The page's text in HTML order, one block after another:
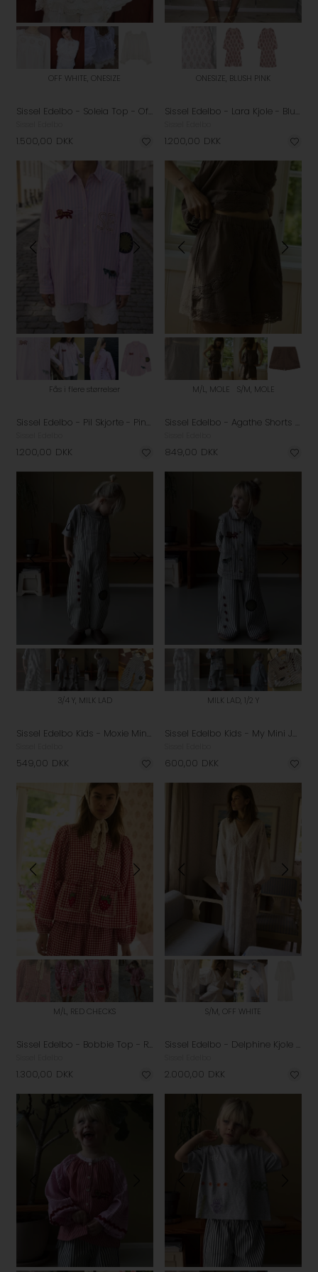
OFF WHITE, ONESIZE
Sissel Edelbo - Soleia Top - Off White
1.500,00 DKK
ONESIZE, BLUSH PINK
Sissel Edelbo - Lara Kjole - Blush Pink
1.200,00 DKK
Fås i flere størrelser
Sissel Edelbo - Pil Skjorte - Pink Fever
1.200,00 DKK
M/L, MOLE S/M, MOLE
Sissel Edelbo - Agathe Shorts - Mole
849,00 DKK
3/4 Y, MILK LAD
Sissel Edelbo Kids - Moxie Mini Buksedragt - Milk Lad
549,00 DKK
MILK LAD, 1/2 Y
Sissel Edelbo Kids - My Mini Jakke - Milk Lad
600,00 DKK
M/L, RED CHECKS
Sissel Edelbo - Bobbie Top - Red Checks
1.300,00 DKK
S/M, OFF WHITE
Sissel Edelbo - Delphine Kjole - Off White
2.000,00 DKK